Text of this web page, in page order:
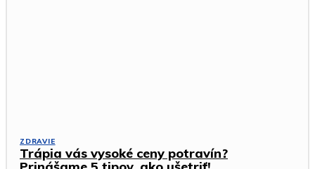
ZDRAVIE
Trápia vás vysoké ceny potravín?